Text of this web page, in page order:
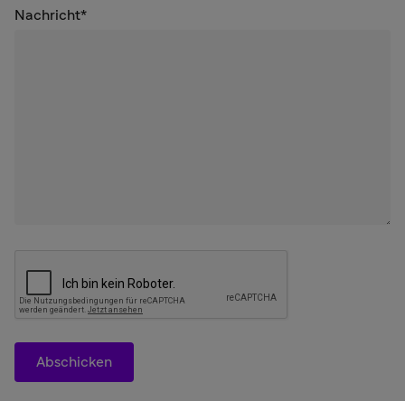
Nachricht*
Abschicken